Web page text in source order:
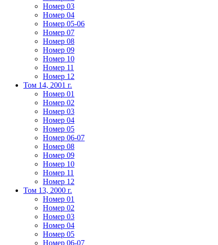
Номер 03
Номер 04
Номер 05-06
Номер 07
Номер 08
Номер 09
Номер 10
Номер 11
Номер 12
Том 14, 2001 г.
Номер 01
Номер 02
Номер 03
Номер 04
Номер 05
Номер 06-07
Номер 08
Номер 09
Номер 10
Номер 11
Номер 12
Том 13, 2000 г.
Номер 01
Номер 02
Номер 03
Номер 04
Номер 05
Номер 06-07